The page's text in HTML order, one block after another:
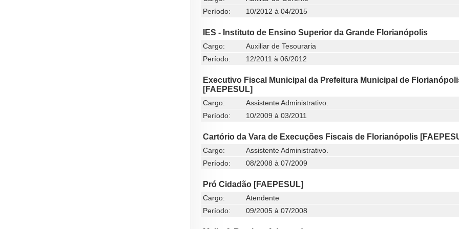
Período:
10/2012 à 04/2015
IES - Instituto de Ensino Superior da Grande Florianópolis
Cargo:
Auxiliar de Tesouraria
Período:
12/2011 à 06/2012
Executivo Fiscal Municipal da Prefeitura Municipal de
[FAEPESUL]
Cargo:
Assistente Administrativo.
Período:
10/2009 à 03/2011
Cartório da Vara de Execuções Fiscais de Florianópolis
Cargo:
Assistente Administrativo.
Período:
08/2008 à 07/2009
Pró Cidadão [FAEPESUL]
Cargo:
Atendente
Período:
09/2005 à 07/2008